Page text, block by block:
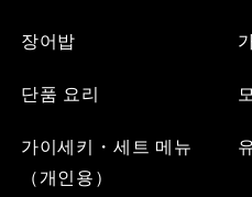
장어밥
단품 요리
가이세키・세트 메뉴
（개인용）